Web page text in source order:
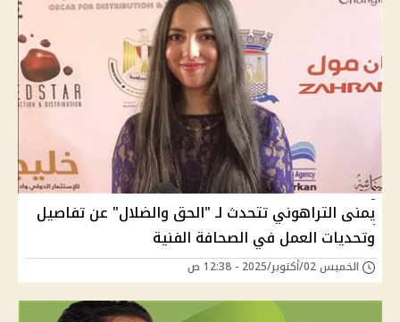
يمنى التراهوني تتحدث لـ "الحق والضلال" عن تفاصيل
وتحديات العمل في الصحافة الفنية
الخميس 02/أكتوبر/2025 - 12:38 ص